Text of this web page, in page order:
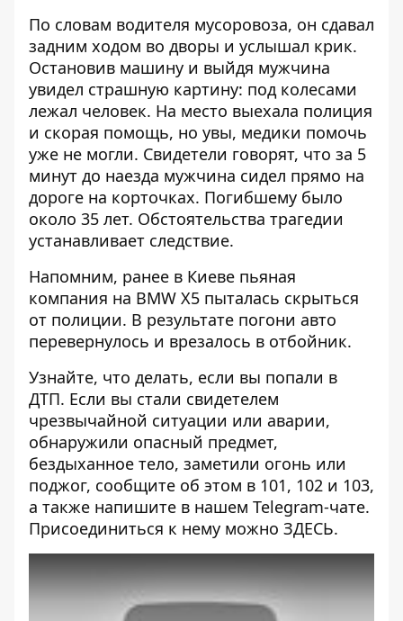
По словам водителя мусоровоза, он сдавал
задним ходом во дворы и услышал крик.
Остановив машину и выйдя мужчина
увидел страшную картину: под колесами
лежал человек. На место выехала полиция
и скорая помощь, но увы, медики помочь
уже не могли. Свидетели говорят, что за 5
минут до наезда мужчина сидел прямо на
дороге на корточках. Погибшему было
около 35 лет. Обстоятельства трагедии
устанавливает следствие.
Напомним, ранее в Киеве пьяная
компания на BMW X5 пыталась скрыться
от полиции. В результате погони авто
перевернулось и врезалось в отбойник.
Узнайте, что делать, если вы попали в
ДТП. Если вы стали свидетелем
чрезвычайной ситуации или аварии,
обнаружили опасный предмет,
бездыханное тело, заметили огонь или
поджог, сообщите об этом в 101, 102 и 103,
а также напишите в нашем Telegram-чате.
Присоединиться к нему можно ЗДЕСЬ.